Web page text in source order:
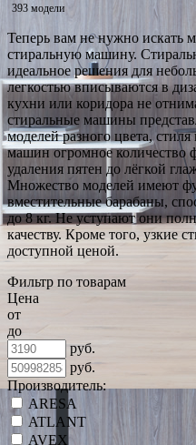
393 модели
Теперь вам не нужно искать
стиральную машину.
идеальное решения для
легкостью вписываются в
кухни или коридора не
стиральные машины
моделей разного цвета,
машин огромное количество
удаления пятен до лёгкой
Множество моделей имеют
вместительные барабаны,
до 8 кг. Не уступают они
качеству. Кроме того, узкие
доступной ценой.
Фильтр по товарам
Цена
от
до
руб.
руб.
Производитель:
ARESA
ATLANT
AVEX